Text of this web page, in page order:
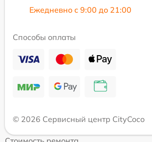
Ежедневно с 9:00 до 21:00
Способы оплаты
© 2026 Сервисный центр CityCoco